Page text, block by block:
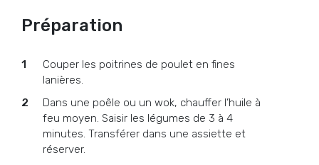
Préparation
Couper les poitrines de poulet en fines
lanières.
Dans une poêle ou un wok, chauffer l’huile à
feu moyen. Saisir les légumes de 3 à 4
minutes. Transférer dans une assiette et
réserver.